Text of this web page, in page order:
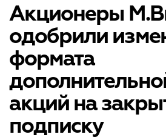
Акционеры
одобрили
формата
акций на
подписку